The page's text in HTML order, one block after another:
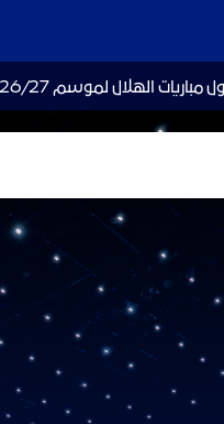
الهلال لموسم 26/27